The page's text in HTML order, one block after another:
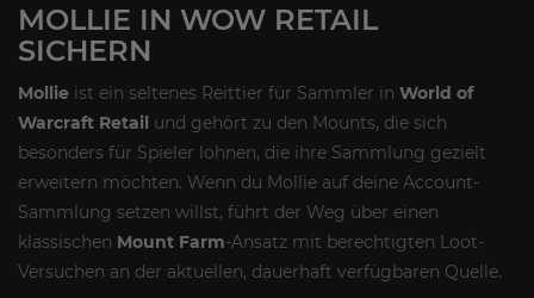
MOLLIE IN WOW RETAIL
SICHERN
Mollie ist ein seltenes Reittier für Sammler in World of
Warcraft Retail und gehört zu den Mounts, die sich
besonders für Spieler lohnen, die ihre Sammlung gezielt
erweitern möchten. Wenn du Mollie auf deine Account-
Sammlung setzen willst, führt der Weg über einen
klassischen Mount Farm-Ansatz mit berechtigten Loot-
Versuchen an der aktuellen, dauerhaft verfügbaren Quelle.